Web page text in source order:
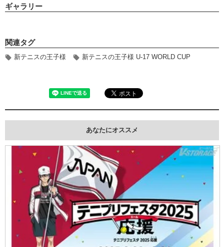
ギャラリー
関連タグ
新テニスの王子様 新テニスの王子様 U-17 WORLD CUP
あなたにオススメ